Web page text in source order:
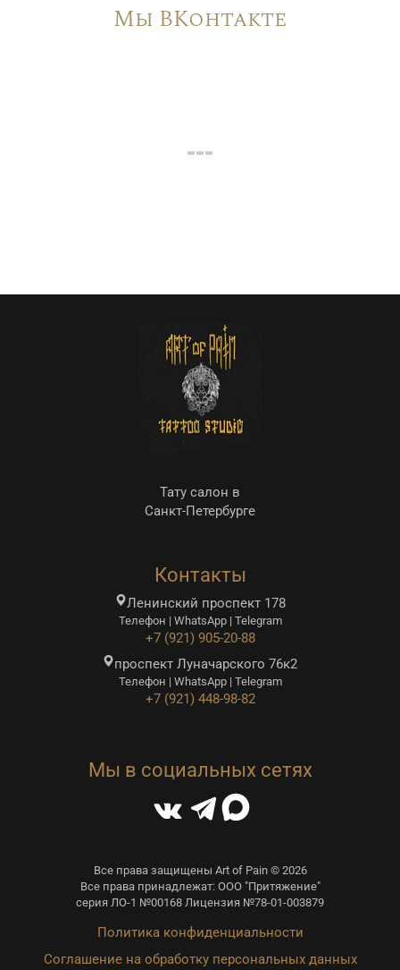
Мы ВКонтакте
Тату салон в
Санкт-Петербурге
Контакты
Ленинский проспект 178
Телефон | WhatsApp | Telegram
+7 (921) 905-20-88
проспект Луначарского 76к2
Телефон | WhatsApp | Telegram
+7 (921) 448-98-82
Мы в социальных сетях
Все права защищены Art of Pain © 2026
Все права принадлежат: ООО "Притяжение"
серия ЛО-1 №00168 Лицензия №78-01-003879
Политика конфиденциальности
Соглашение на обработку персональных данных